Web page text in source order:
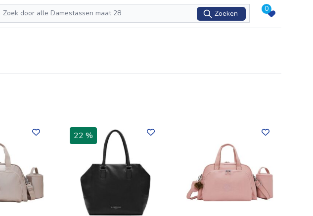
Zoeken
Zoeken
0
22 %